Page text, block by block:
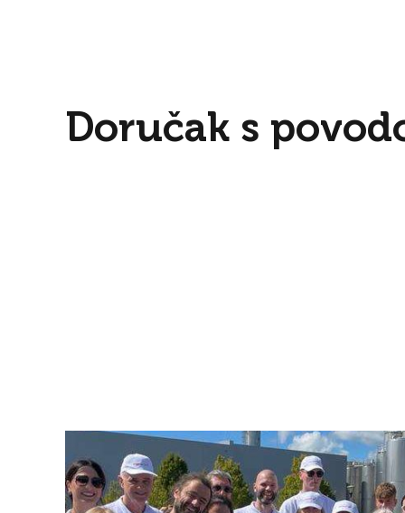
Doručak s